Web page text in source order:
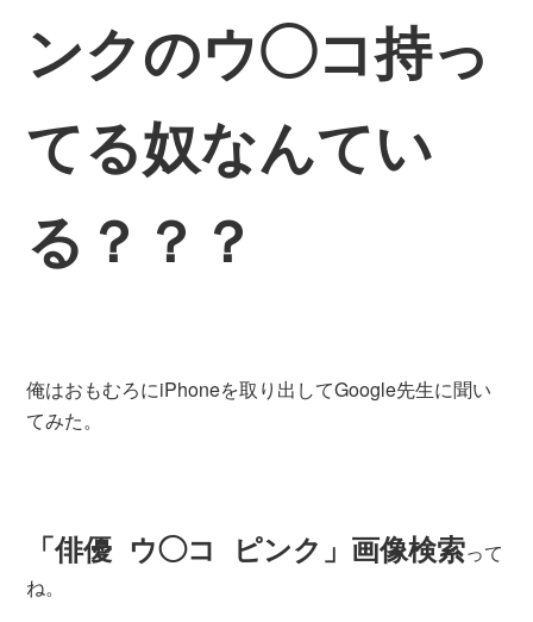
ンクのウ◯コ持っ
てる奴なんてい
る？？？
俺はおもむろにiPhoneを取り出してGoogle先生に聞い
てみた。
「俳優 ウ◯コ ピンク」画像検索って
ね。